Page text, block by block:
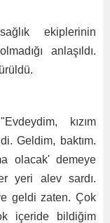
ekiplerinin
anlaşıldı.
kızım
Geldim, baktım.
olacak' demeye
yeri alev sardı.
geldi zaten. Çok
içeride bildiğim